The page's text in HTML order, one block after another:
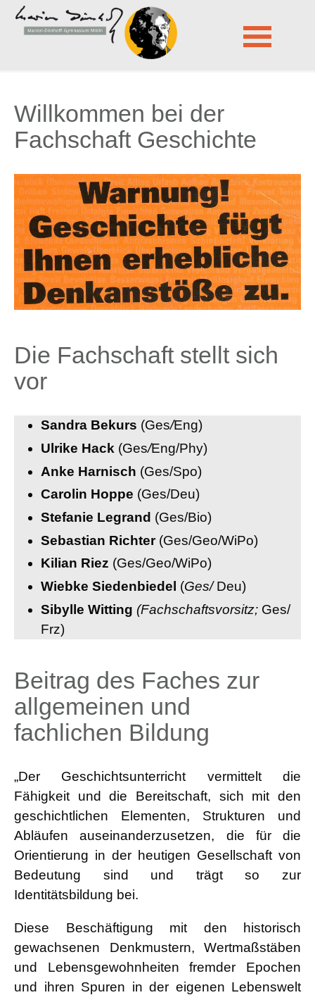
Marion-Dönhoff-Gymnasium Mölln
Willkommen bei der
Fachschaft Geschichte
Die Fachschaft stellt sich
vor
Sandra Bekurs (Ges/Eng)
Ulrike Hack (Ges/Eng/Phy)
Anke Harnisch (Ges/Spo)
Carolin Hoppe (Ges/Deu)
Stefanie Legrand (Ges/Bio)
Sebastian Richter(Ges/Geo/WiPo)
Kilian Riez (Ges/Geo/WiPo)
Wiebke Siedenbiedel (Ges/Deu)
Sibylle Witting (Fachschaftsvorsitz; Ges/
Frz)
Beitrag des Faches zur
allgemeinen und
fachlichen Bildung
„Der Geschichtsunterricht vermittelt die
Fähigkeit und die Bereitschaft, sich mit den
geschichtlichen Elementen, Strukturen und
Abläufen auseinanderzusetzen, die für die
Orientierung in der heutigen Gesellschaft von
Bedeutung sind und trägt so zur
Identitätsbildung bei.
Diese Beschäftigung mit den historisch
gewachsenen Denkmustern, Wertmaßstäben
und Lebensgewohnheiten fremder Epochen
und ihren Spuren in der eigenen Lebenswelt